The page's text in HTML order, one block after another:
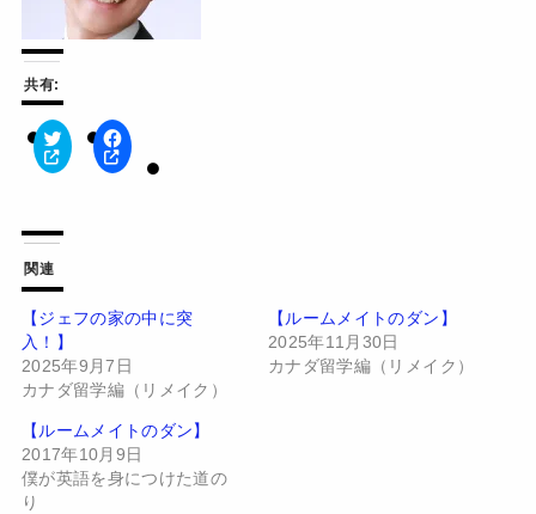
共有:
ク
リ
て
T
w
i
t
t
e
r
で
共
有
(
新
し
い
ウ
ィ
F
a
有
す
に
は
ク
リ
ッ
ク
し
て
く
関連
【ジェフの家の中に突
入！】
2025年9月7日
カナダ留学編（リメイク）
【ルームメイトのダン】
2025年11月30日
カナダ留学編（リメイク）
【ルームメイトのダン】
2017年10月9日
僕が英語を身につけた道の
り